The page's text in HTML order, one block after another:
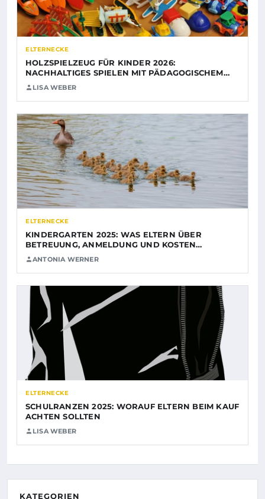
ELTERNECKE
HOLZSPIELZEUG FÜR KINDER 2026:
NACHHALTIGES SPIELEN MIT PÄDAGOGISCHEM…
LISA WEBER
ELTERNECKE
KINDERGARTEN 2025: WAS ELTERN ÜBER
BETREUUNG, ANMELDUNG UND KOSTEN…
ANTONIA WERNER
ELTERNECKE
SCHULRANZEN 2025: WORAUF ELTERN BEIM KAUF
ACHTEN SOLLTEN
LISA WEBER
KATEGORIEN